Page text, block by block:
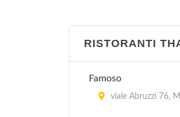
RISTORANTI
Famoso
viale Abruzzi 76,